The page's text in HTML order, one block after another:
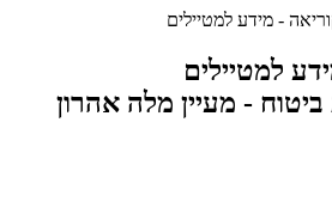
למטיילים
- מעיין מלה אהרון